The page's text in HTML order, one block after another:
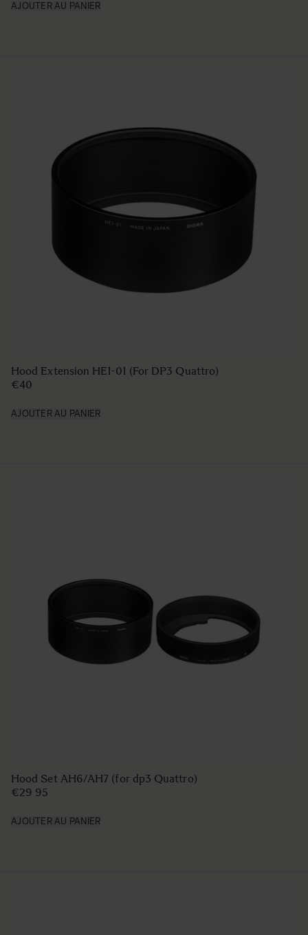
AJOUTER AU PANIER
Hood Extension HE1-01 (For DP3 Quattro)
€40
AJOUTER AU PANIER
Hood Set AH6/AH7 (for dp3 Quattro)
€29 95
AJOUTER AU PANIER